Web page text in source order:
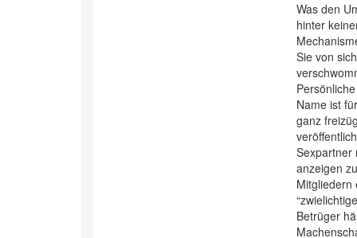
Was den
hinter
Sie von
Name ist
ganz
Sexpartner
anzeigen
Mitgliedern
Betrüger